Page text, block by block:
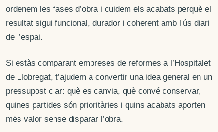
ordenem les fases d’obra i cuidem els acabats perquè el
resultat sigui funcional, durador i coherent amb l’ús diari
de l’espai.
Si estàs comparant empreses de reformes a l’Hospitalet
de Llobregat, t’ajudem a convertir una idea general en un
pressupost clar: què es canvia, què convé conservar,
quines partides són prioritàries i quins acabats aporten
més valor sense disparar l’obra.